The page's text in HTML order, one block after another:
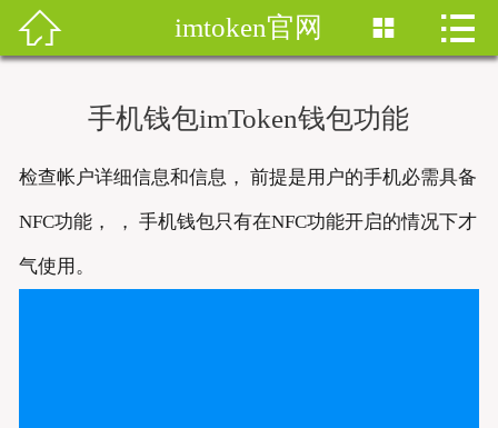
首页
 imtoken官网  
手机钱包imToken钱包功能
检查帐户详细信息和信息， 前提是用户的手机必需具备
NFC功能， ， 手机钱包只有在NFC功能开启的情况下才
气使用。